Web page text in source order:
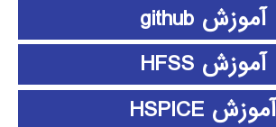
آموزش github
آموزش HFSS
آموزش HSPICE